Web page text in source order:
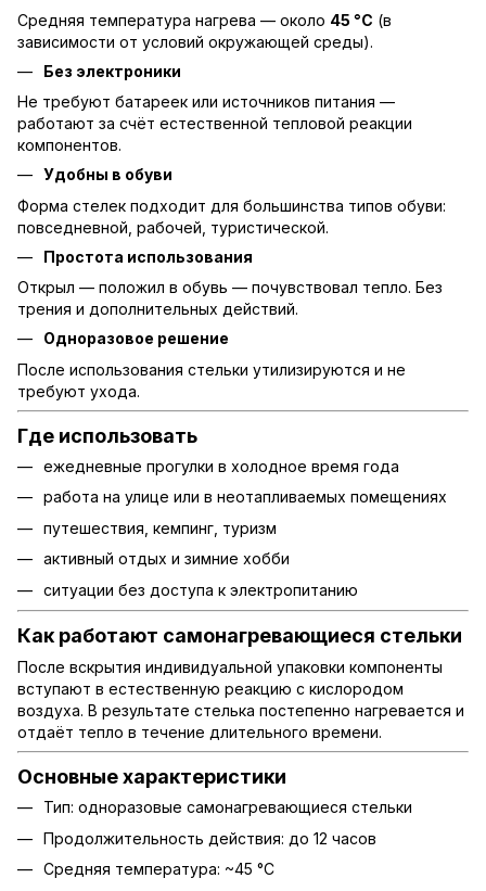
Средняя температура нагрева — около 45 °C (в
зависимости от условий окружающей среды).
Без электроники
Не требуют батареек или источников питания —
работают за счёт естественной тепловой реакции
компонентов.
Удобны в обуви
Форма стелек подходит для большинства типов обуви:
повседневной, рабочей, туристической.
Простота использования
Открыл — положил в обувь — почувствовал тепло. Без
трения и дополнительных действий.
Одноразовое решение
После использования стельки утилизируются и не
требуют ухода.
Где использовать
ежедневные прогулки в холодное время года
работа на улице или в неотапливаемых помещениях
путешествия, кемпинг, туризм
активный отдых и зимние хобби
ситуации без доступа к электропитанию
Как работают самонагревающиеся стельки
После вскрытия индивидуальной упаковки компоненты
вступают в естественную реакцию с кислородом
воздуха. В результате стелька постепенно нагревается и
отдаёт тепло в течение длительного времени.
Основные характеристики
Тип: одноразовые самонагревающиеся стельки
Продолжительность действия: до 12 часов
Средняя температура: ~45 °C